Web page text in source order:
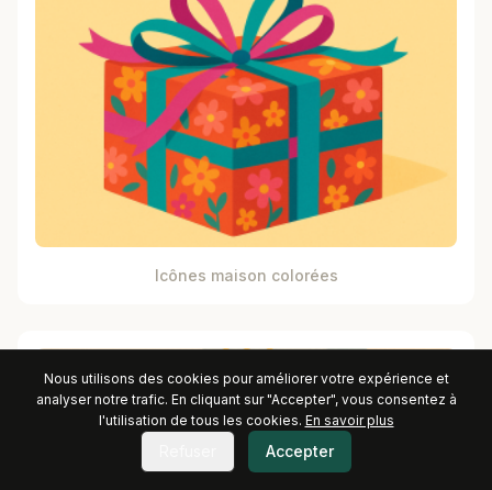
Icônes maison colorées
Nous utilisons des cookies pour améliorer votre expérience et
analyser notre trafic. En cliquant sur "Accepter", vous consentez à
l'utilisation de tous les cookies. En savoir plus
Accepter